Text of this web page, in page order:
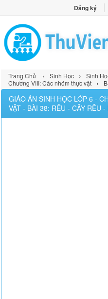
Đăng ký
Trang Chủ › Sinh Học › Sinh
Chương VIII: Các nhóm thực vật ›
GIÁO ÁN SINH HỌC LỚP 6 -
VẬT - BÀI 38: RÊU - CÂY RÊU